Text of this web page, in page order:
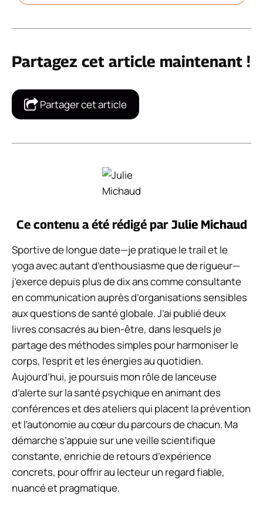
Partagez cet article maintenant !
Partager cet article
Ce contenu a été rédigé par Julie Michaud
Sportive de longue date—je pratique le trail et le
yoga avec autant d’enthousiasme que de rigueur—
j’exerce depuis plus de dix ans comme consultante
en communication auprès d’organisations sensibles
aux questions de santé globale. J’ai publié deux
livres consacrés au bien-être, dans lesquels je
partage des méthodes simples pour harmoniser le
corps, l’esprit et les énergies au quotidien.
Aujourd’hui, je poursuis mon rôle de lanceuse
d’alerte sur la santé psychique en animant des
conférences et des ateliers qui placent la prévention
et l’autonomie au cœur du parcours de chacun. Ma
démarche s’appuie sur une veille scientifique
constante, enrichie de retours d’expérience
concrets, pour offrir au lecteur un regard fiable,
nuancé et pragmatique.